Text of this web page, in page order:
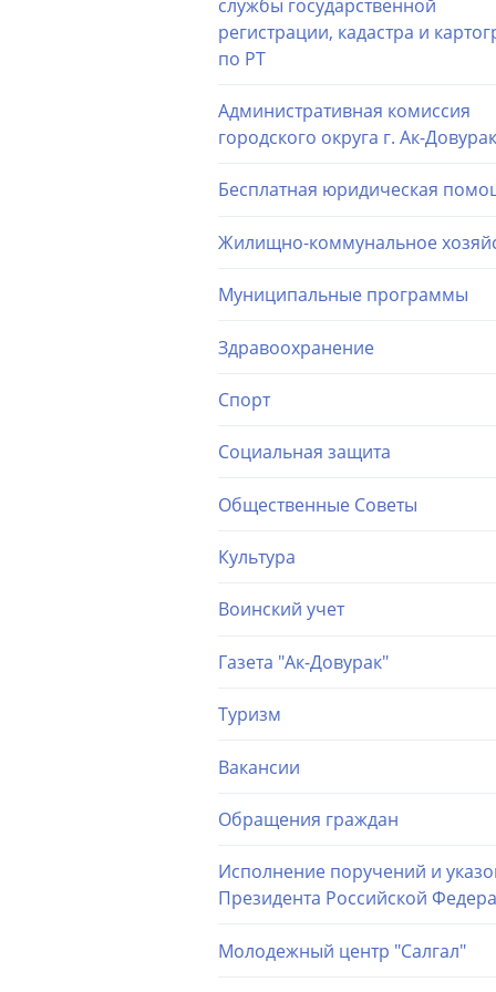
службы государственной
регистрации, кадастра и
по РТ
Административная комиссия
городского округа г. Ак-Довурак
Бесплатная юридическая
Жилищно-коммунальное
Муниципальные программы
Здравоохранение
Спорт
Социальная защита
Общественные Советы
Культура
Воинский учет
Газета "Ак-Довурак"
Туризм
Вакансии
Обращения граждан
Исполнение поручений и
Президента Российской
Молодежный центр "Салгал"